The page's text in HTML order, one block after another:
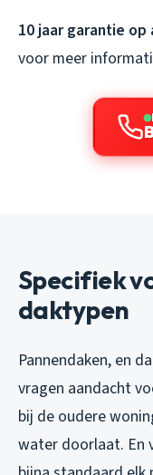
10 jaar garantie op
voor meer
Specifiek
daktypen
Pannendaken, en
vragen aandacht
bij de oudere
water doorlaat. En